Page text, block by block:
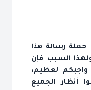
حملة رسالة هذا
السبب فإن
لعظيم،
أنظار الجميع